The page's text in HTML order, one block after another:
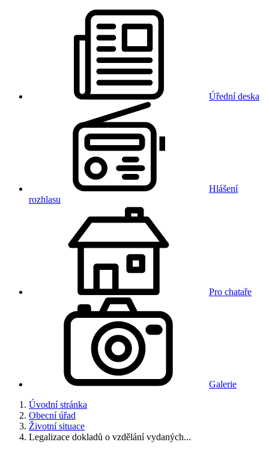
Úřední deska
Hlášení
rozhlasu
Pro chataře
Galerie
Úvodní stránka
Obecní úřad
Životní situace
Legalizace dokladů o vzdělání vydaných...